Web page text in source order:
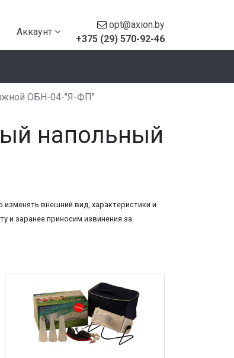
Аккаунт
opt@axion.by
+375 (29) 570-92-46
ОБН-04-"Я-ФП"
напольный
внешний вид, характеристики и
и заранее приносим извинения за